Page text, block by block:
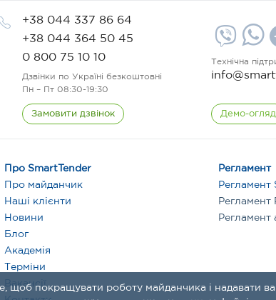
щоб покращувати роботу майданчика і надавати
+38 044 337 86 64
+38 044 364 50 45
0 800 75 10 10
Дзвінки по Україні безкоштовні
Пн – Пт 08:30-19:30
Замовити дзвінок
Технічна
Демо-огляд
Про SmartTender
Про майданчик
Наші клієнти
Новини
Блог
Академія
Терміни
Вакансії
Регламент
Регламент
Регламент